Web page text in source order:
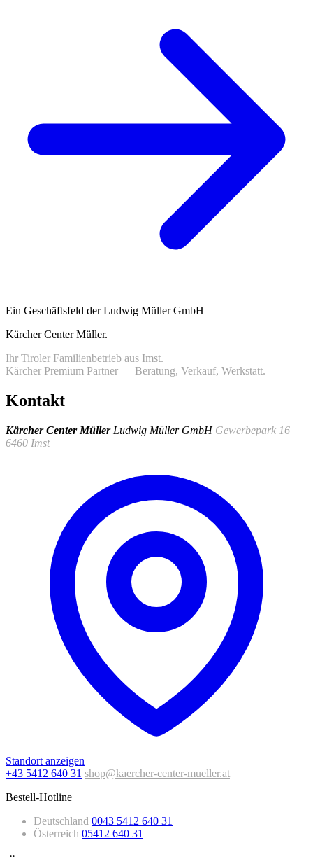
Ein Geschäftsfeld der Ludwig Müller GmbH
Kärcher Center Müller.
Ihr Tiroler Familienbetrieb aus Imst.
Kärcher Premium Partner — Beratung, Verkauf, Werkstatt.
Kontakt
Kärcher Center Müller Ludwig Müller GmbH Gewerbepark 16
6460 Imst
Standort anzeigen
+43 5412 640 31 shop@kaercher-center-mueller.at
Bestell-Hotline
Deutschland 0043 5412 640 31
Österreich 05412 640 31